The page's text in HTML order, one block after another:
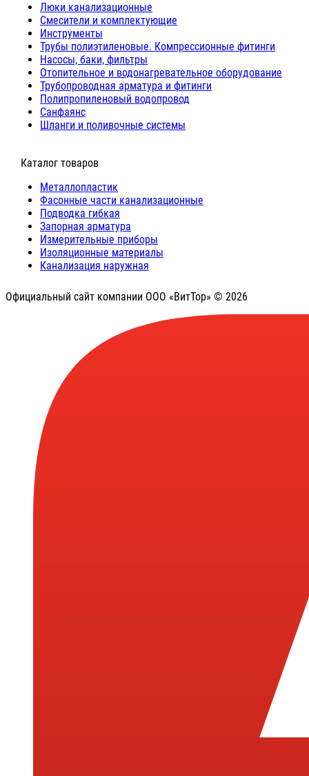
Люки канализационные
Cмесители и комплектующие
Инструменты
Трубы полиэтиленовые. Компрессионные фитинги
Насосы, баки, фильтры
Отопительное и водонагревательное оборудование
Трубопроводная арматура и фитинги
Полипропиленовый водопровод
Санфаянс
Шланги и поливочные системы
⠀Каталог товаров
Металлопластик
Фасонные части канализационные
Подводка гибкая
Запорная арматура
Измерительные приборы
Изоляционные материалы
Канализация наружная
Официальный сайт компании ООО «ВитТор» © 2026